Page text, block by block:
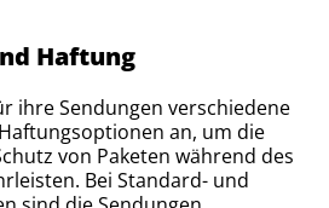
Haftung
ihre Sendungen verschiedene
an, um die
von Paketen während des
Bei Standard- und